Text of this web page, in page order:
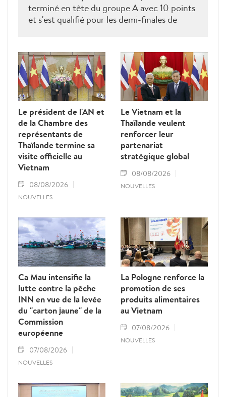
terminé en tête du groupe A avec 10 points
et s'est qualifié pour les demi-finales de
groupe B.
Le président de l'AN et
de la Chambre des
représentants de
Thaïlande termine sa
visite officielle au
Vietnam
08/08/2026
NOUVELLES
Le Vietnam et la
Thaïlande veulent
renforcer leur
partenariat
stratégique global
08/08/2026
NOUVELLES
Ca Mau intensifie la
lutte contre la pêche
INN en vue de la levée
du "carton jaune" de la
Commission
européenne
07/08/2026
NOUVELLES
La Pologne renforce la
promotion de ses
produits alimentaires
au Vietnam
07/08/2026
NOUVELLES